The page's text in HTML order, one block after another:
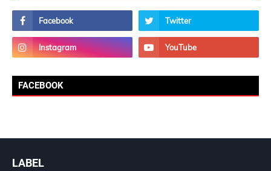
FACEBOOK
LABEL